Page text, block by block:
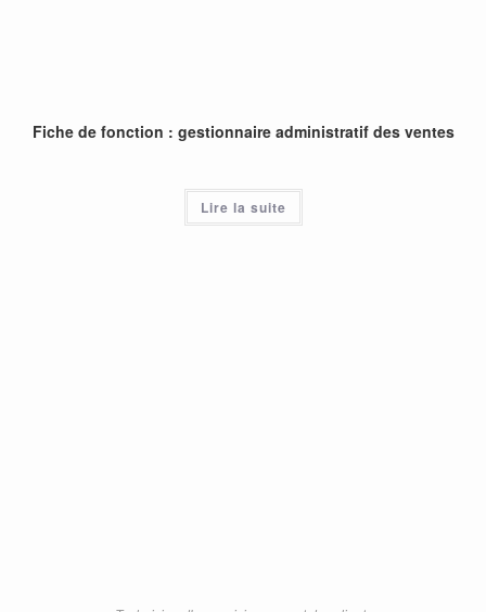
Fiche de fonction : gestionnaire administratif des ventes
Lire la suite